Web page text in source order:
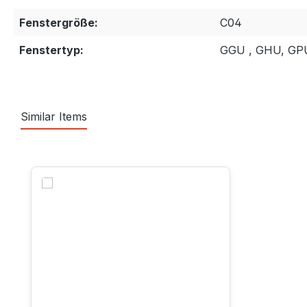
Fenstergröße:
C04
Fenstertyp:
GGU , GHU,
Similar Items